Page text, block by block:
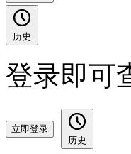
历史
登录即可
立即登录
历史